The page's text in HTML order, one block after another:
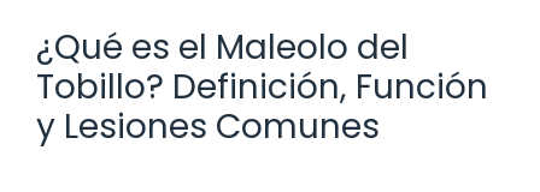
¿Qué es el Maleolo del
Tobillo? Definición, Función
y Lesiones Comunes